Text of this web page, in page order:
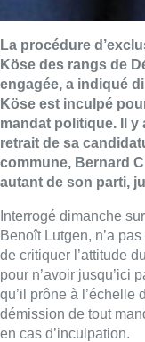
La procédure
Köse des rangs de
engagée, a indiqué
Köse est inculpé
mandat politique. Il y
retrait de sa
commune, Bernard
autant de son parti,
Interrogé dimanche
Benoît Lutgen, n’a
de critiquer l’attitude
pour n’avoir jusqu’ici
qu’il prône à l’échelle
démission de tout
en cas d’inculpation.